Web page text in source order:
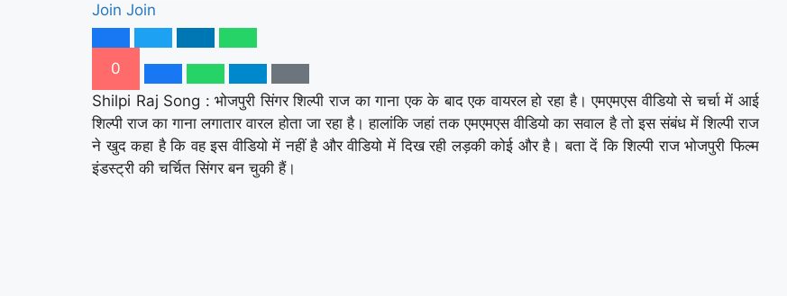
Join Join
0
Shilpi Raj Song : भोजपुरी सिंगर शिल्पी राज का गाना एक के बाद एक वायरल हो रहा है। एमएमएस वीडियो से चर्चा में आई
शिल्पी राज का गाना लगातार वारल होता जा रहा है। हालांकि जहां तक एमएमएस वीडियो का सवाल है तो इस संबंध में शिल्पी राज
ने खुद कहा है कि वह इस वीडियो में नहीं है और वीडियो में दिख रही लड़की कोई और है। बता दें कि शिल्पी राज भोजपुरी फिल्म
इंडस्ट्री की चर्चित सिंगर बन चुकी हैं।